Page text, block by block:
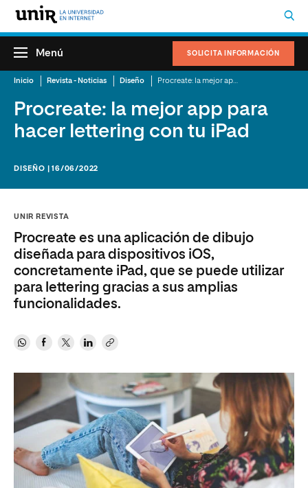
SOLICITA INFORMACIÓN
Menú
Inicio Revista - Noticias Diseño
Procreate: la mejor app para
hacer lettering con tu iPad
DISEÑO | 16/06/2022
UNIR REVISTA
Procreate es una aplicación de dibujo
diseñada para dispositivos iOS,
concretamente iPad, que se puede utilizar
para lettering gracias a sus amplias
funcionalidades.